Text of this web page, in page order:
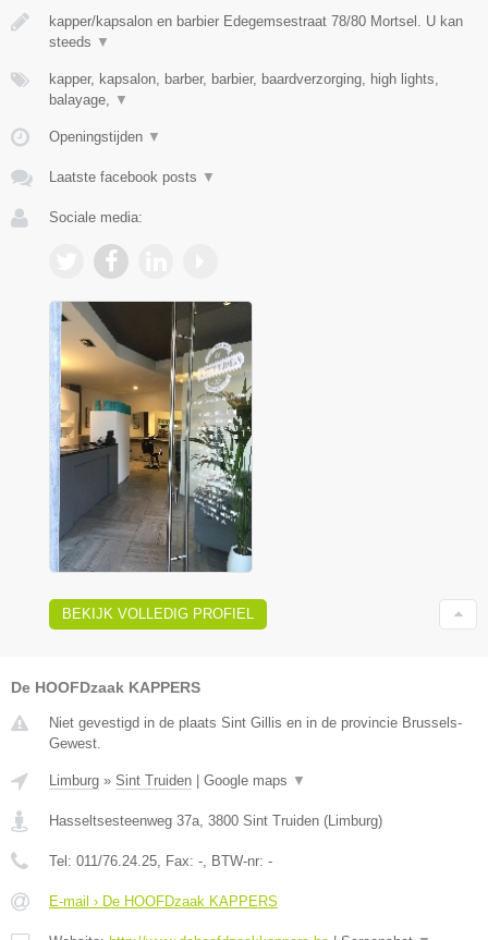
kapper/kapsalon en barbier Edegemsestraat 78/80 Mortsel. U kan
steeds ▼
kapper, kapsalon, barber, barbier, baardverzorging, high lights,
balayage, ▼
Openingstijden ▼
Laatste facebook posts ▼
Sociale media:
BEKIJK VOLLEDIG PROFIEL
De HOOFDzaak KAPPERS
Niet gevestigd in de plaats Sint Gillis en in de provincie Brussels-
Gewest.
Limburg » Sint Truiden | Google maps ▼
Hasseltsesteenweg 37a 3800 Sint Truiden (Limburg)
Tel: 011/76.24.25 , Fax: - , BTW-nr: -
E-mail › De HOOFDzaak KAPPERS